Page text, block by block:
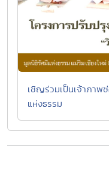
เชิญร่วมเป็นเจ้าภาพ
แห่งธรรม